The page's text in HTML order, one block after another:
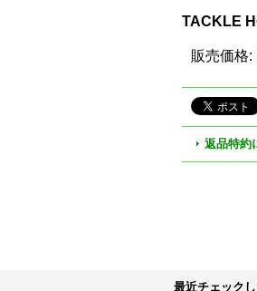
TACKLE
販売価格:
返品特約
最近チェック